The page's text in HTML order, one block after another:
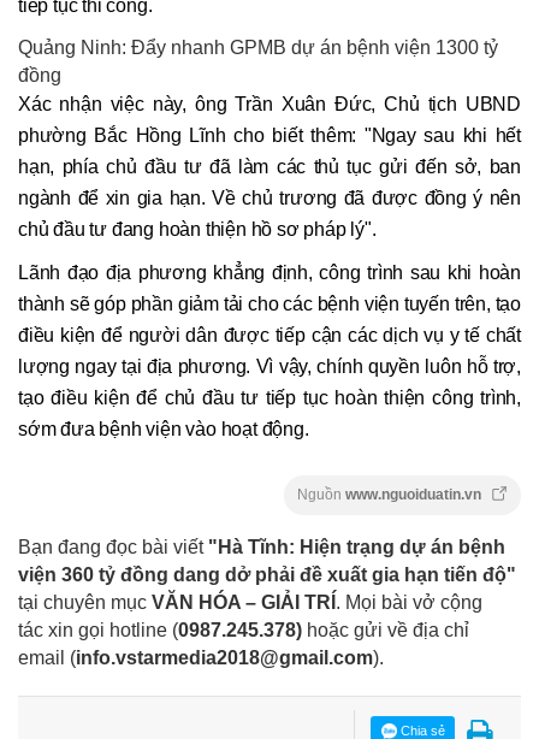
tiếp tục thi công.
Quảng Ninh: Đẩy nhanh GPMB dự án bệnh viện 1300 tỷ
đồng
Xác nhận việc này, ông Trần Xuân Đức, Chủ tịch UBND
phường Bắc Hồng Lĩnh cho biết thêm: "Ngay sau khi hết
hạn, phía chủ đầu tư đã làm các thủ tục gửi đến sở, ban
ngành để xin gia hạn. Về chủ trương đã được đồng ý nên
chủ đầu tư đang hoàn thiện hồ sơ pháp lý".
Lãnh đạo địa phương khẳng định, công trình sau khi hoàn
thành sẽ góp phần giảm tải cho các bệnh viện tuyến trên, tạo
điều kiện để người dân được tiếp cận các dịch vụ y tế chất
lượng ngay tại địa phương. Vì vậy, chính quyền luôn hỗ trợ,
tạo điều kiện để chủ đầu tư tiếp tục hoàn thiện công trình,
sớm đưa bệnh viện vào hoạt động.
Nguồn www.nguoiduatin.vn
Bạn đang đọc bài viết "Hà Tĩnh: Hiện trạng dự án bệnh
viện 360 tỷ đồng dang dở phải đề xuất gia hạn tiến độ"
tại chuyên mục VĂN HÓA – GIẢI TRÍ . Mọi bài vở cộng
tác xin gọi hotline (0987.245.378) hoặc gửi về địa chỉ
email (info.vstarmedia2018@gmail.com).
Chia sẻ